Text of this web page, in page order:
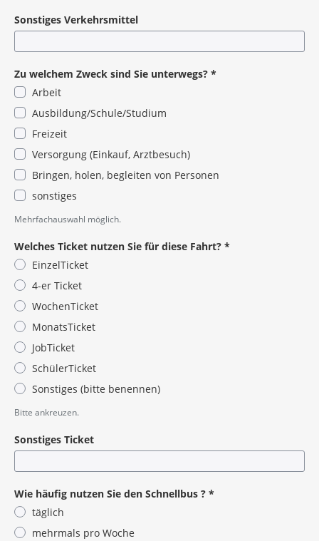
Sonstiges Verkehrsmittel
Zu welchem Zweck sind Sie unterwegs? *
Arbeit
Ausbildung/Schule/Studium
Freizeit
Versorgung (Einkauf, Arztbesuch)
Bringen, holen, begleiten von Personen
sonstiges
Pflichtangabe
Mehrfachauswahl möglich.
Welches Ticket nutzen Sie für diese Fahrt? *
EinzelTicket
4-er Ticket
WochenTicket
MonatsTicket
JobTicket
SchülerTicket
Sonstiges (bitte benennen)
Pflichtangabe
Bitte ankreuzen.
Sonstiges Ticket
Wie häufig nutzen Sie den Schnellbus ? *
täglich
mehrmals pro Woche